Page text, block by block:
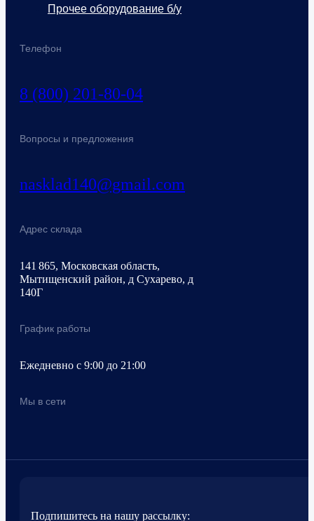
Телефон
8 (800) 201-80-04
Вопросы и предложения
nasklad140@gmail.com
Адрес склада
141 865, Московская область,
Мытищенский район, д Сухарево, д
140Г
График работы
Ежедневно с 9:00 до 21:00
Мы в сети
Прочее оборудование б/у
Подпишитесь на нашу рассылку: